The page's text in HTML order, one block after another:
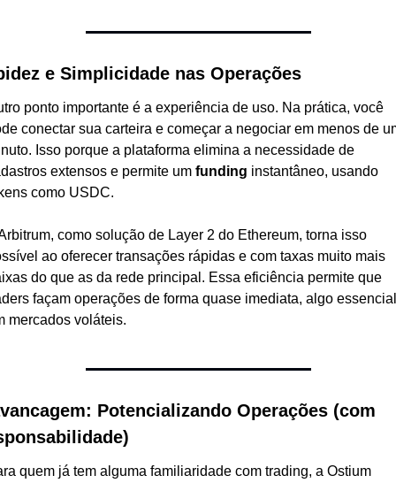
e Simplicidade nas Operações
ponto importante é a experiência de uso. Na prática, você
conectar sua carteira e começar a negociar em menos de
Isso porque a plataforma elimina a necessidade de
extensos e permite um funding instantâneo, usando
como USDC.
como solução de Layer 2 do Ethereum, torna isso
ao oferecer transações rápidas e com taxas muito mais
do que as da rede principal. Essa eficiência permite que
façam operações de forma quase imediata, algo essencial
mercados voláteis.
Potencializando Operações (com
quem já tem alguma familiaridade com trading, a Ostium